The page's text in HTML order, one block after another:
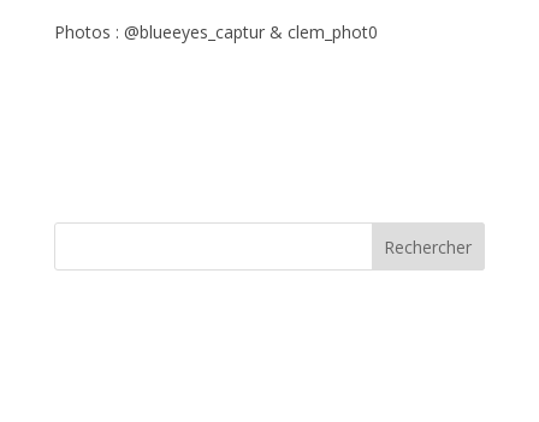
Photos : @blueeyes_captur & clem_phot0
Rechercher